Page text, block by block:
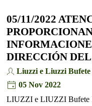
05/11/2022
DIRECCIÓN
Liuzzi e Liuzzi Bufete
05 Nov 2022
LIUZZI e LIUZZI Bufete